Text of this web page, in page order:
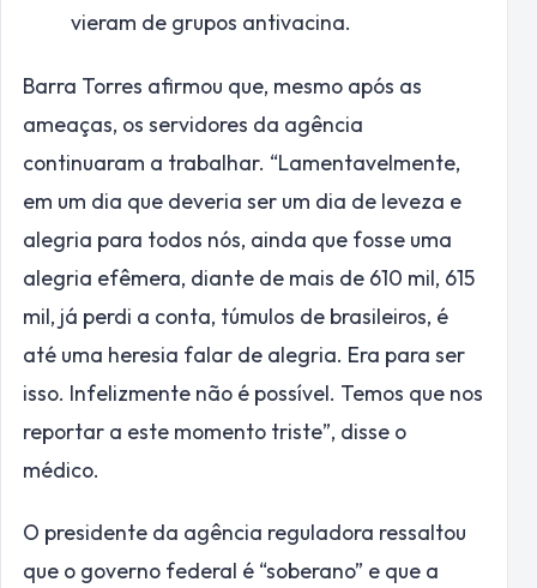
vieram de grupos antivacina.
Barra Torres afirmou que, mesmo após as
ameaças, os servidores da agência
continuaram a trabalhar. “Lamentavelmente,
em um dia que deveria ser um dia de leveza e
alegria para todos nós, ainda que fosse uma
alegria efêmera, diante de mais de 610 mil, 615
mil, já perdi a conta, túmulos de brasileiros, é
até uma heresia falar de alegria. Era para ser
isso. Infelizmente não é possível. Temos que nos
reportar a este momento triste”, disse o
médico.
O presidente da agência reguladora ressaltou
que o governo federal é “soberano” e que a